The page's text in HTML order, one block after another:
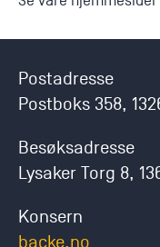
Postadresse
Postboks 358,
Besøksadresse
Lysaker Torg 8,
Konsern
backe.no